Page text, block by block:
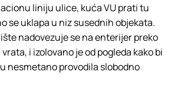
liniju ulice, kuća VU prati tu
se uklapa u niz susednih objekata.
nadovezuje se na enterijer preko
i izolovano je od pogleda kako bi
nesmetano provodila slobodno